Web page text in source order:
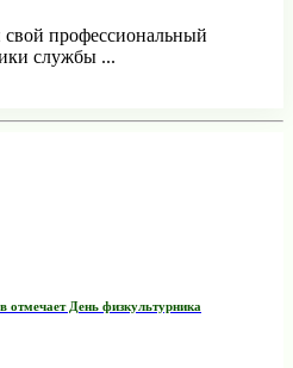
свой профессиональный
службы ...
День физкультурника